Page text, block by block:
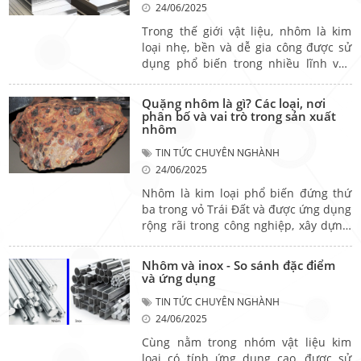
dụng kỹ thuật. Vậy nhôm thanh định
hình là gì? Có những loại thanh nhôm
định hình nào phổ biến? Bài viết dưới
đây sẽ giải đáp chi tiết.
24/06/2025
Trong thế giới vật liệu, nhôm là kim
loại nhẹ, bền và dễ gia công được sử
dụng phổ biến trong nhiều lĩnh vực
không và đời sống hàng ngày. Nhưng
không phải ai cũng biết rõ nhôm có
mấy loại, mỗi loại có tính chất và ứng
dụng ra sao. Bài viết dưới đây sẽ giúp
bạn tìm hiểu chi tiết về các loại nhôm
phổ biến, đặc tính vật lý và quy trình
nhiệt luyện nhôm để ứng dụng hiệu
quả hơn trong thực tế.
Quặng nhôm là gì? Các loại, nơi
phân bố và vai trò trong sản xuất
nhôm
TIN TỨC CHUYÊN NGHÀNH
24/06/2025
Nhôm là kim loại phổ biến đứng thứ
ba trong vỏ Trái Đất và được ứng dụng
rộng rãi trong công nghiệp, xây dựng,
Nhưng bạn có biết nguyên liệu chính
dùng để sản xuất nhôm là quặng gì?
Đó chính là quặng nhôm – loại khoáng
sản có giá trị chiến lược trong phát
triển công nghiệp luyện kim hiện đại.
Cùng tìm hiểu chi tiết quặng nhôm là
gì, các loại quặng, quy trình khai thác
Nhôm và inox - So sánh đặc điểm
và ứng dụng
TIN TỨC CHUYÊN NGHÀNH
24/06/2025
Cùng nằm trong nhóm vật liệu kim